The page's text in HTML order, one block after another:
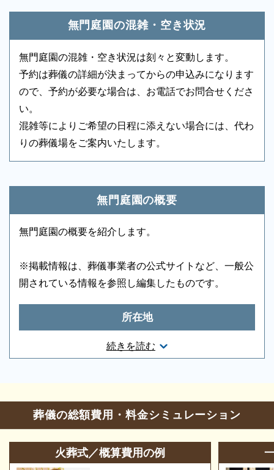
親族控室 ○ 宗教者控室 ○
浴室 - 貸布団
アメニティセット - 冷蔵庫
バリアフリー意識
ロビー - エレベーター -
エスカレーター - 車椅子貸出し -
炉を利用する流れが基本になります。
｢空状況の確認｣｢予約・申込み｣「葬儀の段取り」など
は、葬儀社が一連の流れに沿って手続きを行いますと
滞りなく進行します。二度手間にならないためにも、
葬儀社をご紹介いたしますので、0120-24-1234へお
電話ください。ご希望にあわせて厳選してご案内いた
します。
無門庭園の混雑・空き状況
無門庭園の混雑・空き状況は刻々と変動します。
予約は葬儀の詳細が決まってからの申込みになります
ので、予約が必要な場合は、お電話でお問合せくださ
い。
混雑等によりご希望の日程に添えない場合には、代わ
りの葬儀場をご案内いたします。
続きを読む
無門庭園の概要
無門庭園の概要を紹介します。
※掲載情報は、葬儀事業者の公式サイトなど、一般公
開されている情報を参照し編集したものです。
所在地
東京都立川市羽衣町3-2-5
葬儀の相談 0120-24-1234
参列等のお問合せ 042-512-8116
営業時間 24時間
葬儀の総額費用・料金シミュレーション
火葬式／概算費用の例